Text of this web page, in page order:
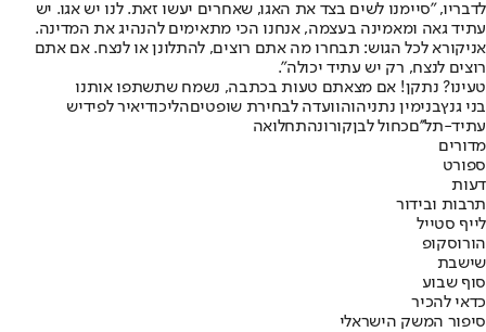
לדבריו, "סיימנו לשים בצד את האגו, שאחרים יעשו זאת. לנו יש אגו. יש
עתיד גאה ומאמינה בעצמה, אנחנו הכי מתאימים להנהיג את המדינה.
אניקורא לכל הגוש: תבחרו מה אתם רוצים, להתלונן או לנצח. אם אתם
רוצים לנצח, רק יש עתיד יכולה".
טעינו? נתקן! אם מצאתם טעות בכתבה, נשמח שתשתפו אותנו
בני גנץבנימין נתניהוהוועדה לבחירת שופטיםהליכודיאיר לפידיש
עתיד-תל''םכחול לבןקורונהתחלואה
מדורים
ספורט
דעות
תרבות ובידור
לייף סטייל
הורוסקופ
שישבת
סוף שבוע
כדאי להכיר
סיפור המשק הישראלי